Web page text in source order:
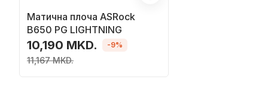
Матична плоча ASRock
B650 PG LIGHTNING
10,190 MKD.
11,167 MKD.
-9%